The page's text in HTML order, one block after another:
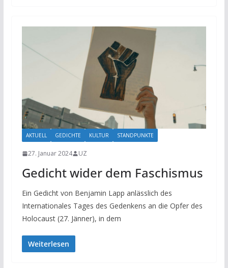
AKTUELL GEDICHTE KULTUR STANDPUNKTE
27. Januar 2024 UZ
Gedicht wider dem Faschismus
Ein Gedicht von Benjamin Lapp anlässlich des
Internationales Tages des Gedenkens an die Opfer des
Holocaust (27. Jänner), in dem
Weiterlesen